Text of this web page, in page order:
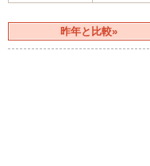
昨年と比較»